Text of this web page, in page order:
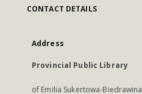
CONTACT DETAILS
Address
Provincial Public Library
of Emilia Sukertowa-Biedrawina